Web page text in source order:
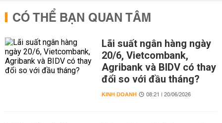
CÓ THỂ BẠN QUAN TÂM
Lãi suất ngân hàng ngày
20/6, Vietcombank,
Agribank và BIDV có thay
đổi so với đầu tháng?
KINH DOANH 08:21 | 20/06/2026